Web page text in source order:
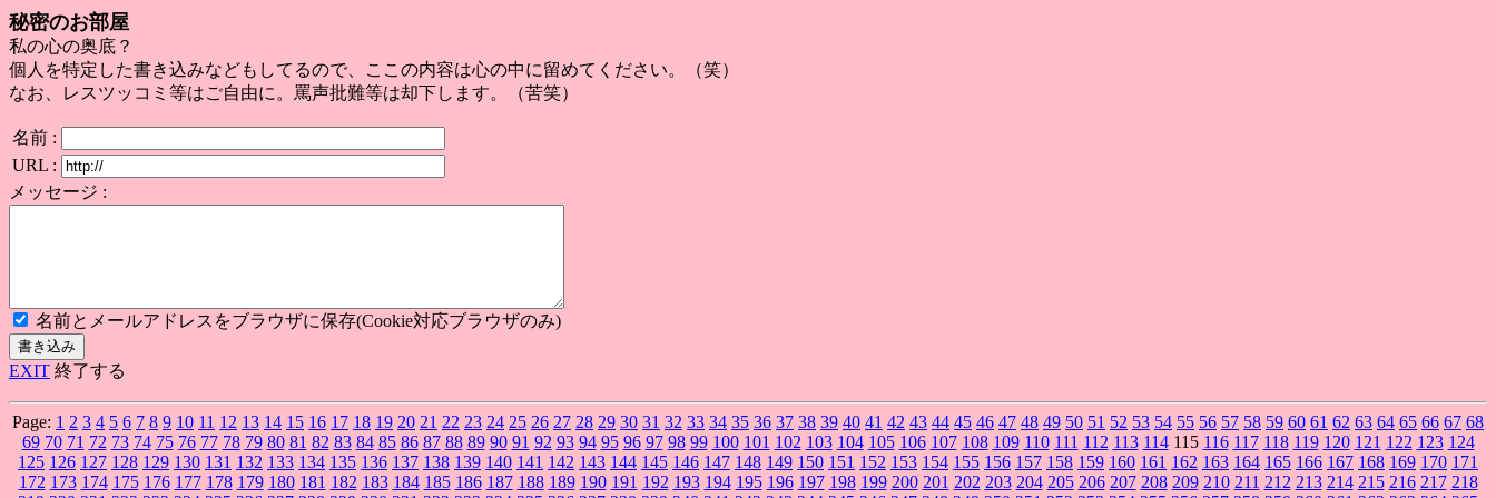
秘密のお部屋
私の心の奥底？
個人を特定した書き込みなどもしてるので、ここの内容は心の中に留めてください。（笑）
なお、レスツッコミ等はご自由に。罵声批難等は却下します。（苦笑）
名前 :
URL :
メッセージ :
名前とメールアドレスをブラウザに保存(Cookie対応ブラウザのみ)
EXIT 終了する
Page: 1 2 3 4 5 6 7 8 9 10 11 12 13 14 15 16 17 18 19 20 21 22 23 24 25 26 27 28 29 30 31 32 33 34 35 36 37 38 39 40 41 42 43 44 45 46 47 48 49 50 51 52 53 54 55 56 57 58 59 60 61 62 63 64 65 66 67 68
69 70 71 72 73 74 75 76 77 78 79 80 81 82 83 84 85 86 87 88 89 90 91 92 93 94 95 96 97 98 99 100 101 102 103 104 105 106 107 108 109 110 111 112 113 114 115 116 117 118 119 120 121 122 123 124
125 126 127 128 129 130 131 132 133 134 135 136 137 138 139 140 141 142 143 144 145 146 147 148 149 150 151 152 153 154 155 156 157 158 159 160 161 162 163 164 165 166 167 168 169 170 171
172 173 174 175 176 177 178 179 180 181 182 183 184 185 186 187 188 189 190 191 192 193 194 195 196 197 198 199 200 201 202 203 204 205 206 207 208 209 210 211 212 213 214 215 216 217 218